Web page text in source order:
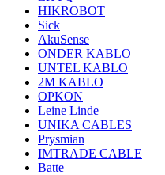
HIKROBOT
Sick
AkuSense
ONDER KABLO
UNTEL KABLO
2M KABLO
OPKON
Leine Linde
UNIKA CABLES
Prysmian
IMTRADE CABLE
Batte